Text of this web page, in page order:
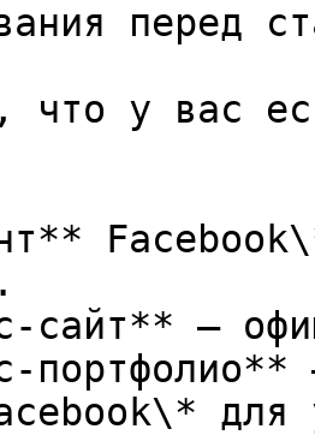
перед
что у вас
—
для